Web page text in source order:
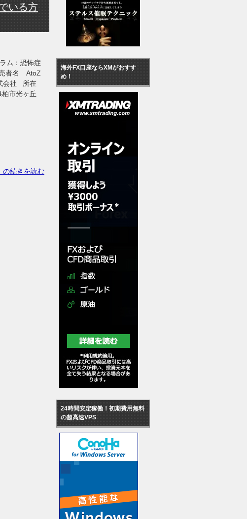
いる方
ム：恐怖症
者名 AtoZ
会社 所在
市光ヶ丘
の続きを読む
海外FX口座ならXMがおすす
め！
24時間安定稼働！初期費用無料
の超高速VPS